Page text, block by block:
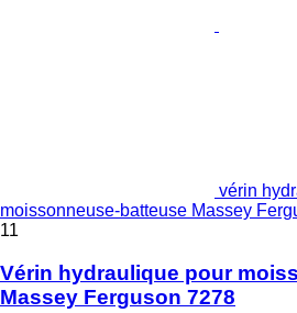
vérin
moissonneuse-batteuse Massey
11
Vérin hydraulique pour
Massey Ferguson 7278